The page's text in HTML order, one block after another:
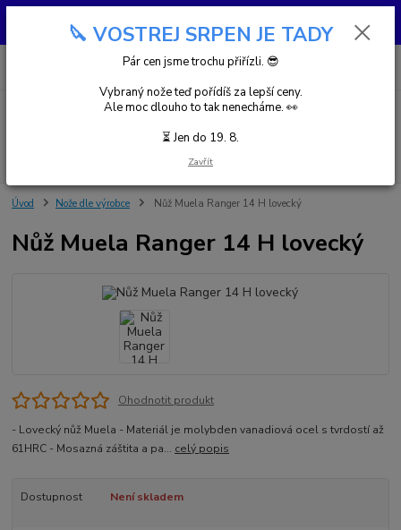
SRPEN!
Úvod Nože dle výrobce Nůž Muela Ranger 14 H lovecký
Nůž Muela Ranger 14 H lovecký
Ohodnotit produkt
- Lovecký nůž Muela - Materiál je molybden vanadiová ocel s tvrdostí až
61HRC - Mosazná záštita a pa... celý popis
Dostupnost Není skladem
🔪 VOSTREJ SRPEN JE TADY
Pár cen jsme trochu přiřízli. 😎
Vybraný nože teď pořídíš za lepší ceny.
Ale moc dlouho to tak nenecháme. 👀
⏳ Jen do 19. 8.
Zavřít